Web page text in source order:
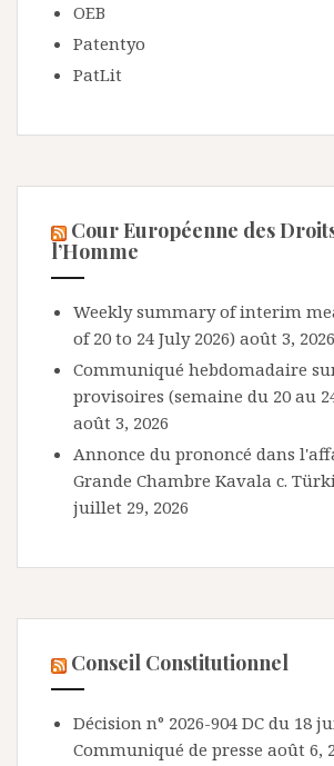
OEB
Patentyo
PatLit
Cour Européenne des
l’Homme
Weekly summary of interim
of 20 to 24 July 2026) août 3, 2026
Communiqué hebdomadaire
provisoires (semaine du 20 au
août 3, 2026
Annonce du prononcé dans
Grande Chambre Kavala c.
juillet 29, 2026
Conseil Constitutionnel
Décision n° 2026-904 DC du 18
Communiqué de presse août 6,